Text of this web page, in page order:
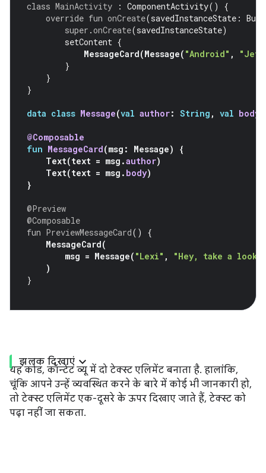
class MainActivity : ComponentActivity()
{
override fun onCreate(savedInstanceState :
super .onCreate(savedInstanceState)
setContent {
MessageCard(Message( "Android" ,
}
}
}
data class Message(val author: String , val body
@Composable
fun MessageCard(msg : Message)
{
Text(text = msg .author)
Text(text = msg . body)
}
@Preview
@Composable
fun PreviewMessageCard()
{
MessageCard(
msg = Message( "Lexi" ,
"Hey, take a look
)
}
झलक दिखाएं
यह कोड, कॉन्टेंट व्यू में दो टेक्स्ट एलिमेंट बनाता है. हालांकि,
चूंकि आपने उन्हें व्यवस्थित करने के बारे में कोई भी जानकारी हो,
तो टेक्स्ट एलिमेंट एक-दूसरे के ऊपर दिखाए जाते हैं, टेक्स्ट को
पढ़ा नहीं जा सकता.